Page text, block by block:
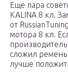
Еще пара
KALINA 8 кл.
от
мотора 8 кл.
сложил
лучше